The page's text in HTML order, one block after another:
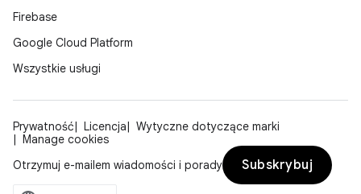
Firebase
Google Cloud Platform
Wszystkie usługi
Prywatność Licencja
Wytyczne dotyczące marki
Manage cookies
Otrzymuj e-mailem wiadomości i porady
Subskrybuj